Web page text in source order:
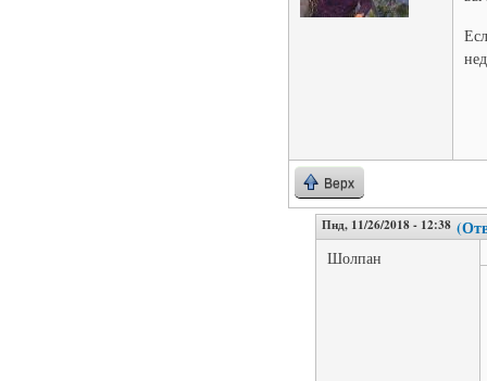
Верх
Пнд, 11/26/2018 - 12:38
Шолпан